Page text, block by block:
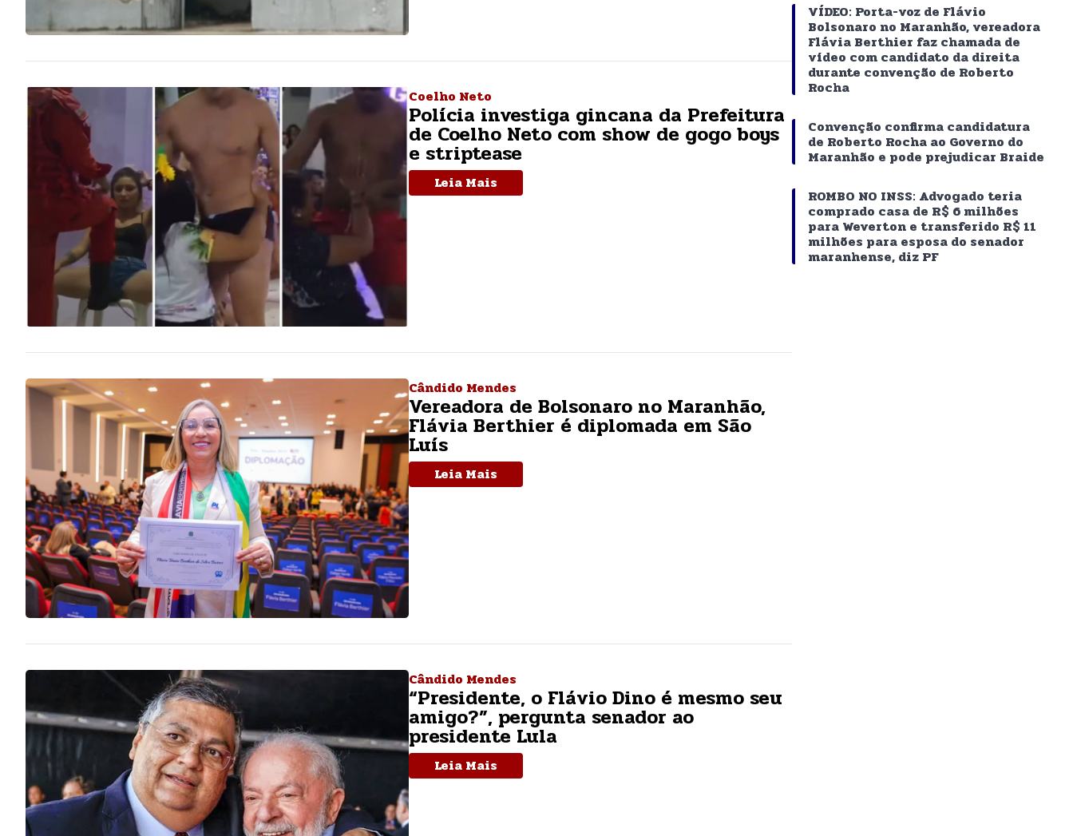
Coelho Neto
Polícia investiga gincana da Prefeitura
de Coelho Neto com show de gogo boys
e striptease
Leia Mais
Cândido Mendes
Vereadora de Bolsonaro no Maranhão,
Flávia Berthier é diplomada em São
Luís
Leia Mais
Cândido Mendes
“Presidente, o Flávio Dino é mesmo seu
amigo?”, pergunta senador ao
presidente Lula
Leia Mais
VÍDEO: Porta-voz de Flávio
Bolsonaro no Maranhão, vereadora
Flávia Berthier faz chamada de
vídeo com candidato da direita
durante convenção de Roberto
Rocha
Convenção confirma candidatura
de Roberto Rocha ao Governo do
Maranhão e pode prejudicar Braide
ROMBO NO INSS: Advogado teria
comprado casa de R$ 6 milhões
para Weverton e transferido R$ 11
milhões para esposa do senador
maranhense, diz PF